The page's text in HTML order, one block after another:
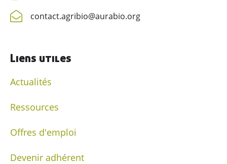
contact.agribio@aurabio.org
Liens utiles
Actualités
Ressources
Offres d'emploi
Devenir adhérent